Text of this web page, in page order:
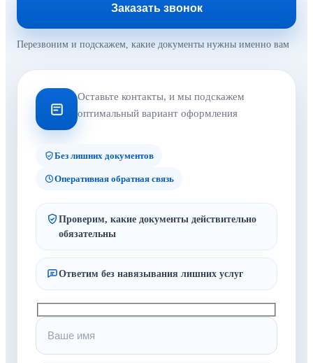
Заказать звонок
Перезвоним и подскажем, какие документы нужны именно вам
Оставьте контакты, и мы подскажем
оптимальный вариант оформления
Без лишних документов
Оперативная обратная связь
Проверим, какие документы действительно
обязательны
Ответим без навязывания лишних услуг